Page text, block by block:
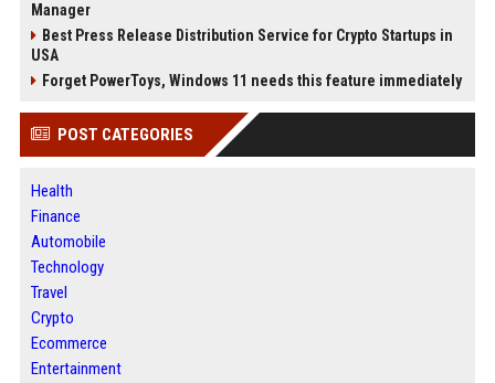
Manager
Best Press Release Distribution Service for Crypto Startups in
USA
Forget PowerToys, Windows 11 needs this feature immediately
POST CATEGORIES
Health
Finance
Automobile
Technology
Travel
Crypto
Ecommerce
Entertainment